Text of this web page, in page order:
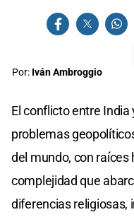
Por: Iván Ambroggio
El conflicto entre
problemas
del mundo, con
complejidad que
diferencias religiosas,